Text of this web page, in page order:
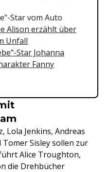
Star vom Auto
Alison erzählt über
Unfall
Star Johanna
Fanny
Lola Jenkins, Andreas
Tomer Sisley sollen zur
Alice Troughton,
die Drehbücher